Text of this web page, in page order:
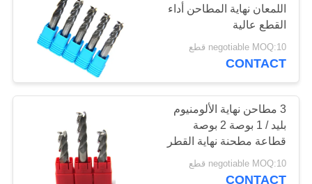
اللمعان نهاية المطاحن أداء
القطع عالية
negotiable MOQ:10 قطع
CONTACT
3 مطاحن نهاية الألومنيوم
بليد / 1 بوصة 2 بوصة
قطاعة مطحنة نهاية القطر
negotiable MOQ:10 قطع
CONTACT